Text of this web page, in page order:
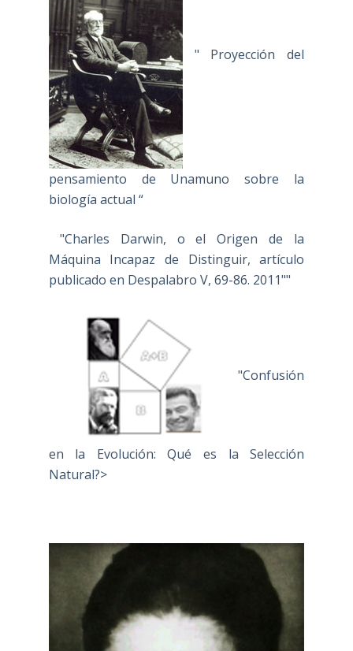
" Proyección del
pensamiento de Unamuno sobre la
biología actual “
"Charles Darwin, o el Origen de la
Máquina Incapaz de Distinguir, artículo
publicado en Despalabro V, 69-86. 2011""
"Confusión
en la Evolución: Qué es la Selección
Natural?>